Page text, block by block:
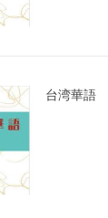
台湾華語